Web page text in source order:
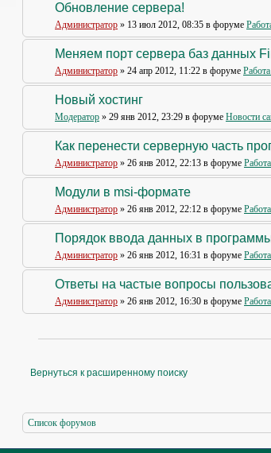
Обновление сервера!
Администратор » 13 июл 2012, 08:35 в форуме
Меняем порт сервера баз данных
Администратор » 24 апр 2012, 11:22 в форуме
Новый хостинг
Модератор » 29 янв 2012, 23:29 в форуме Новости
Как перенести серверную часть
Администратор » 26 янв 2012, 22:13 в форуме
Модули в msi-формате
Администратор » 26 янв 2012, 22:12 в форуме
Порядок ввода данных в
Администратор » 26 янв 2012, 16:31 в форуме
Ответы на частые вопросы
Администратор » 26 янв 2012, 16:30 в форуме
Вернуться к расширенному поиску
Список форумов